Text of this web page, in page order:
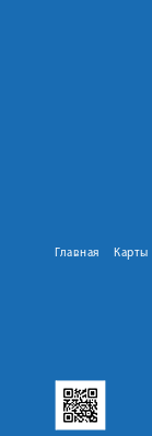
Главная Карты